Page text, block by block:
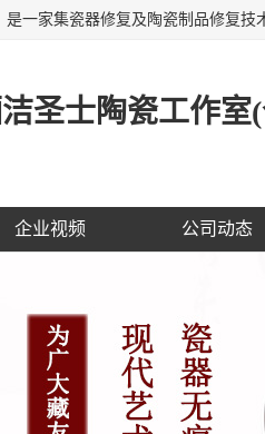
圣士陶瓷工作室
企业视频 公司动态